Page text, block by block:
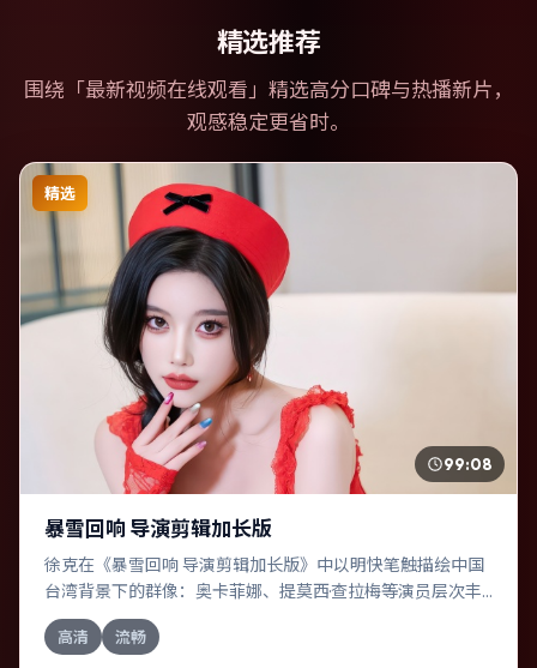
精选推荐
围绕「最新视频在线观看 」精选高分口碑与热播新片，
观感稳定更省时。
精选
99:08
暴雪回响 导演剪辑加长版
徐克在《暴雪回响 导演剪辑加长版》中以明快笔触描绘中国
台湾背景下的群像：奥卡菲娜、提莫西·查拉梅等演员层次丰
富。作为一部传记作品，故事从日常裂缝切入，逐步推向不
可逆转的结局；视听语言统一，情感落点克制有力。
高清 流畅